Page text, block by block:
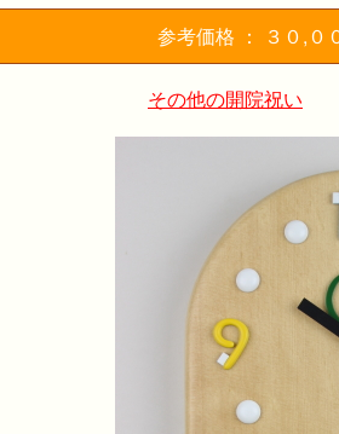
参考価格 ： ３０,０
その他の開院祝い